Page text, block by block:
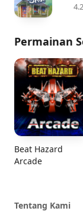
4.2
Permainan
Beat Hazard
Arcade
Tentang Kami